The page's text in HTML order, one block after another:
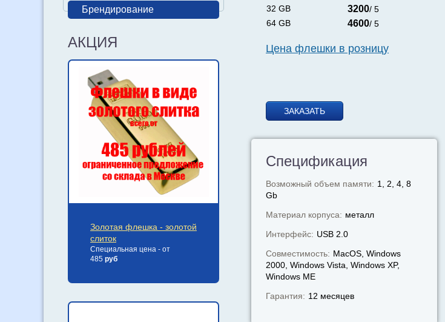
32 GB
3200/ 5
64 GB
4600/ 5
Цена флешки в розницу
ЗАКАЗАТЬ
Спецификация
Возможный объем памяти: 1, 2, 4, 8
Gb
Материал корпуса: металл
Интерфейс: USB 2.0
Совместимость: MacOS, Windows
2000, Windows Vista, Windows XP,
Windows МЕ
Гарантия: 12 месяцев
Брендирование
АКЦИЯ
Золотая флешка - золотой
слиток
Специальная цена - от
485 руб